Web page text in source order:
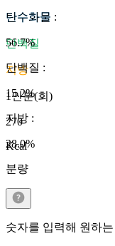
탄수화물
단백질
지방
1인분(회)
270
Kcal
탄수화물 :
56.7%
단백질 :
15.2%
지방 :
28.0%
분량
숫자를 입력해 원하